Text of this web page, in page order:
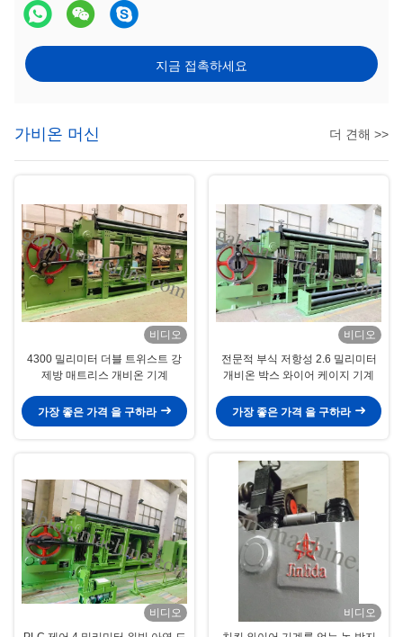
지금 접촉하세요
가비온 머신 더 견해 >>
비디오
4300 밀리미터 더블 트위스트 강
제방 매트리스 개비온 기계
가장 좋은 가격 을 구하라
비디오
전문적 부식 저항성 2.6 밀리미터
개비온 박스 와이어 케이지 기계
가장 좋은 가격 을 구하라
비디오
비디오